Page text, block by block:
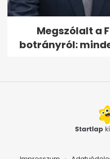
Megszólalt a
botrányról: